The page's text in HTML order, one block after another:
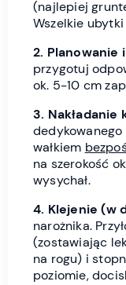
(najlepiej
Wszelkie
2. Planowanie
przygotuj
ok. 5-10 cm
3. Nakładanie
dedykowanego
wałkiem
na szerokość
wysychał.
4. Klejenie (w
narożnika.
(zostawiając
na rogu) i
poziomie,